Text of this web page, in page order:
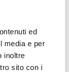
ed
media e per
inoltre
sito con i
,
,
,